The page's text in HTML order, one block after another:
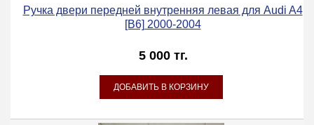
Ручка двери передней внутренняя левая для Audi A4
[B6] 2000-2004
5 000 тг.